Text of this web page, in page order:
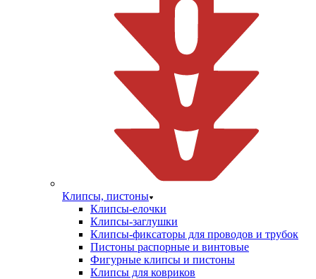
Клипсы, пистоны
Клипсы-елочки
Клипсы-заглушки
Клипсы-фиксаторы для проводов и трубок
Пистоны распорные и винтовые
Фигурные клипсы и пистоны
Клипсы для ковриков